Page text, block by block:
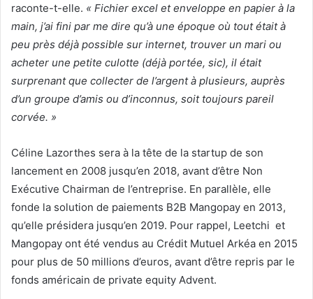
raconte-t-elle. « Fichier excel et enveloppe en papier à la
main, j’ai fini par me dire qu’à une époque où tout était à
peu près déjà possible sur internet, trouver un mari ou
acheter une petite culotte (déjà portée, sic), il était
surprenant que collecter de l’argent à plusieurs, auprès
d’un groupe d’amis ou d’inconnus, soit toujours pareil
corvée. »
Céline Lazorthes sera à la tête de la startup de son
lancement en 2008 jusqu’en 2018, avant d’être Non
Exécutive Chairman de l’entreprise. En parallèle, elle
fonde la solution de paiements B2B Mangopay en 2013,
qu’elle présidera jusqu’en 2019. Pour rappel, Leetchi et
Mangopay ont été vendus au Crédit Mutuel Arkéa en 2015
pour plus de 50 millions d’euros, avant d’être repris par le
fonds américain de private equity Advent.